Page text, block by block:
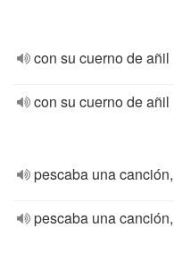
con su cuerno de añil
con su cuerno de añil
pescaba una canción,
pescaba una canción,